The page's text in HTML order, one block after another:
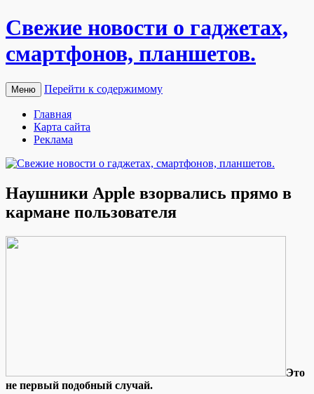
Свежие новости о гаджетах,
смартфонов, планшетов.
Меню Перейти к содержимому
Главная
Карта сайта
Реклама
Наушники Apple взорвались прямо в
кармане пользователя
Этo
не первый подобный случай.